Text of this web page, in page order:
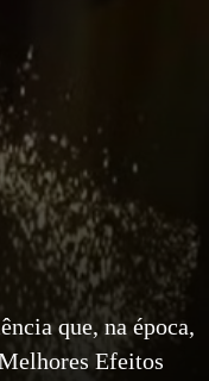
que, na época,
Efeitos